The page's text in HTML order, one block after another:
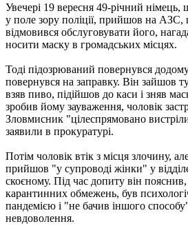
Увечері 19 вересня 49-річний
у поле зору поліції, прийшов на
відмовився обслуговувати його,
носити маску в громадських місцях.
Тоді підозрюваний повернувся додому,
повернувся на заправку. Він зайшов
взяв пиво, підійшов до каси і зняв
зробив йому зауваження, чоловік
Зловмисник "цілеспрямовано
заявили в прокуратурі.
Потім чоловік втік з місця злочину,
прийшов "у супроводі жінки" у
скоєному. Під час допиту він
карантинних обмежень, був
пандемією і "не бачив іншого
невдоволення.